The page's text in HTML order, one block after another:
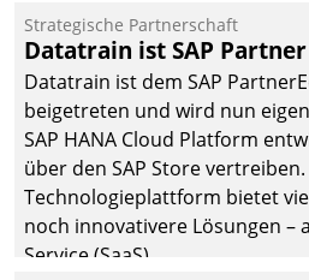
Jahresbeginn eine
Überblick, Einsicht und
Eingriff bietende Lösung.
Zur Entwicklung setzte
man auf
Cloudtechnologie,
bewährte und Startup-
Partner sowie erstmals
agile Projektmethoden.
Strategische Partnerschaft
Datatrain ist SAP Partner
Datatrain ist dem SAP
beigetreten und wird nun
SAP HANA Cloud Platform
über den SAP Store
Technologieplattform bietet
noch innovativere Lösungen –
Service (SaaS).